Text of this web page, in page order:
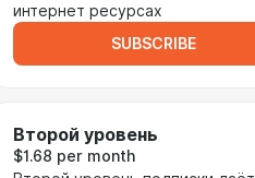
интернет ресурсах
SUBSCRIBE
Второй уровень
$1.68 per month